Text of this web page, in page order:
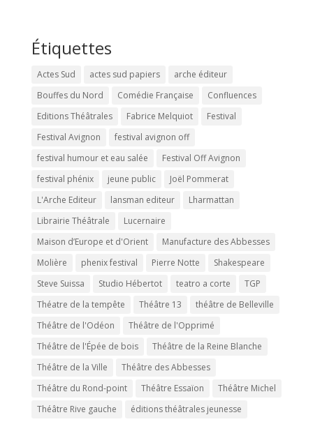
Étiquettes
Actes Sud actes sud papiers
arche éditeur
Bouffes du Nord
Comédie Française
Confluences
Editions Théâtrales
Fabrice Melquiot
Festival
Festival Avignon
festival avignon off
festival humour et eau salée
Festival Off Avignon
festival phénix
jeune public
Joël Pommerat
L'Arche Editeur
lansman editeur
Lharmattan
Librairie Théâtrale
Lucernaire
Maison d’Europe et d'Orient
Manufacture des Abbesses
Molière
phenix festival Pierre Notte
Shakespeare
Steve Suissa
Studio Hébertot teatro a corte
TGP
Théatre de la tempête
Théâtre 13
théâtre de Belleville
Théâtre de l'Odéon
Théâtre de l'Opprimé
Théâtre de l'Épée de bois
Théâtre de la Reine Blanche
Théâtre de la Ville
Théâtre des Abbesses
Théâtre du Rond-point
Théâtre Essaïon
Théâtre Michel
Théâtre Rive gauche
éditions théâtrales jeunesse